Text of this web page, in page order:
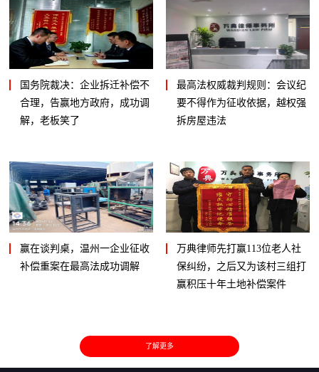
国务院裁决：企业拆迁补偿不
合理，告赢地方政府，成功调
解，老板笑了
最高法权威裁判规则：会议纪
要不得作为征收依据，越权强
拆房屋违法
赢在谈判桌，温州一企业征收
补偿重案在最高法成功调解
万典律师先打赢113位老人社
保纠纷，之后又为该村三组打
赢积压十年土地补偿案件
了解更多